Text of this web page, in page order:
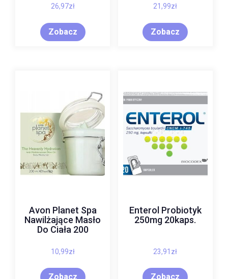
26,97zł
Zobacz
21,99zł
Zobacz
Avon Planet Spa
Nawilżające Masło
Do Ciała 200
10,99zł
Zobacz
Enterol Probiotyk
250mg 20kaps.
23,91 zł
Zobacz